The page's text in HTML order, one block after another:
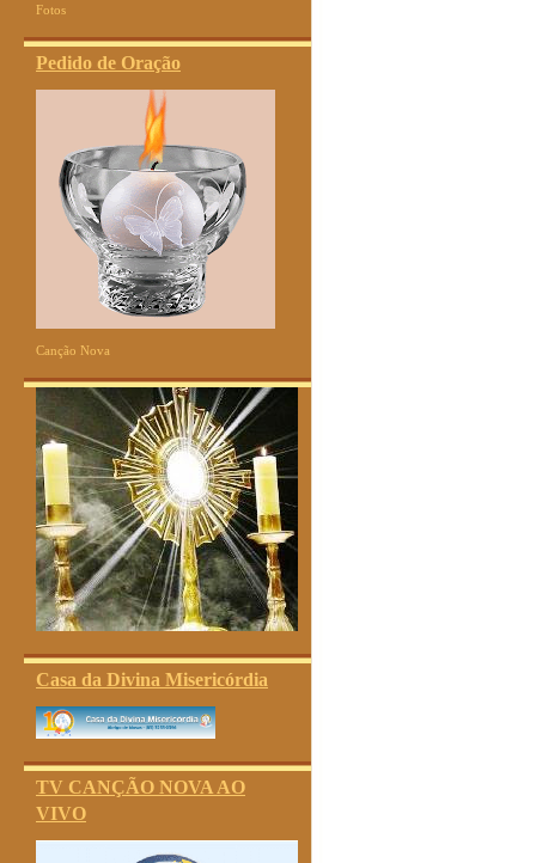
Fotos
Pedido de Oração
Canção Nova
Casa da Divina Misericórdia
TV CANÇÃO NOVA AO
VIVO